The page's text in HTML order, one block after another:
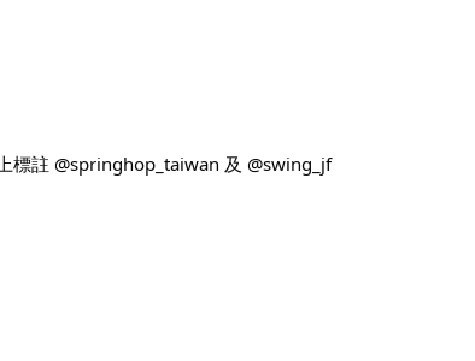
標註 @springhop_taiwan 及 @swing_jf